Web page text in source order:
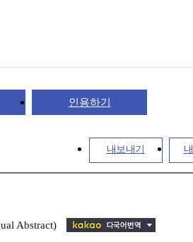
인용하기
내보내기
Abstract)